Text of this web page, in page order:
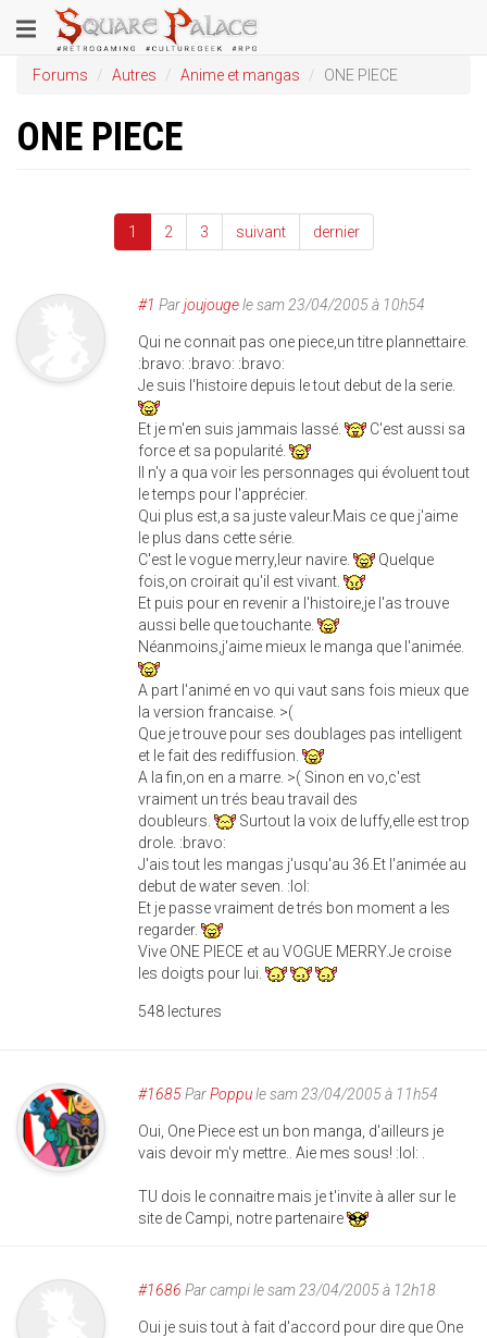
au
contenu
principal
Toggle
navigation
Forums Autres Anime et mangas ONE PIECE
ONE PIECE
1 2 3 suivant dernier
#1 Parjoujougelesam 23/04/2005 à 10h54
Qui ne connait pas one piece,un titre plannettaire.
:bravo: :bravo: :bravo:
Je suis l'histoire depuis le tout debut de la serie.
Et je m'en suis jammais lassé.
C'est aussi sa
force et sa popularité.
Il n'y a qua voir les personnages qui évoluent tout
le temps pour l'apprécier.
Qui plus est,a sa juste valeur.Mais ce que j'aime
le plus dans cette série.
C'est le vogue merry,leur navire.
Quelque
fois,on croirait qu'il est vivant.
Et puis pour en revenir a l'histoire,je l'as trouve
aussi belle que touchante.
Néanmoins,j'aime mieux le manga que l'animée.
A part l'animé en vo qui vaut sans fois mieux que
la version francaise. >(
Que je trouve pour ses doublages pas intelligent
et le fait des rediffusion.
A la fin,on en a marre. >( Sinon en vo,c'est
vraiment un trés beau travail des
doubleurs.
Surtout la voix de luffy,elle est trop
drole. :bravo:
J'ais tout les mangas j'usqu'au 36.Et l'animée au
debut de water seven. :lol:
Et je passe vraiment de trés bon moment a les
regarder.
Vive ONE PIECE et au VOGUE MERRY.Je croise
les doigts pour lui.
548 lectures
#1685ParPoppule sam 23/04/2005 à 11h54
Oui, One Piece est un bon manga, d'ailleurs je
vais devoir m'y mettre.. Aie mes sous! :lol: .
TU dois le connaitre mais je t'invite à aller sur le
site de Campi, notre partenaire
#1686 Parcampile sam 23/04/2005 à 12h18
Oui je suis tout à fait d'accord pour dire que One